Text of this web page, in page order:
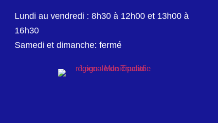
Lundi au vendredi : 8h30 à 12h00 et 13h00 à
16h30
Samedi et dimanche: fermé